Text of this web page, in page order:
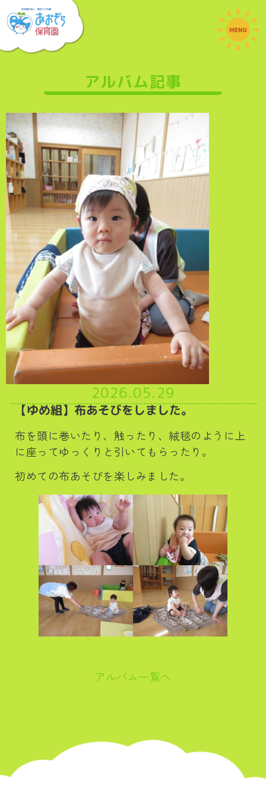
アルバム記事
2026.05.29
【ゆめ組】布あそびをしました。
布を頭に巻いたり、触ったり、絨毯のように上
に座ってゆっくりと引いてもらったり。
初めての布あそびを楽しみました。
アルバム一覧へ